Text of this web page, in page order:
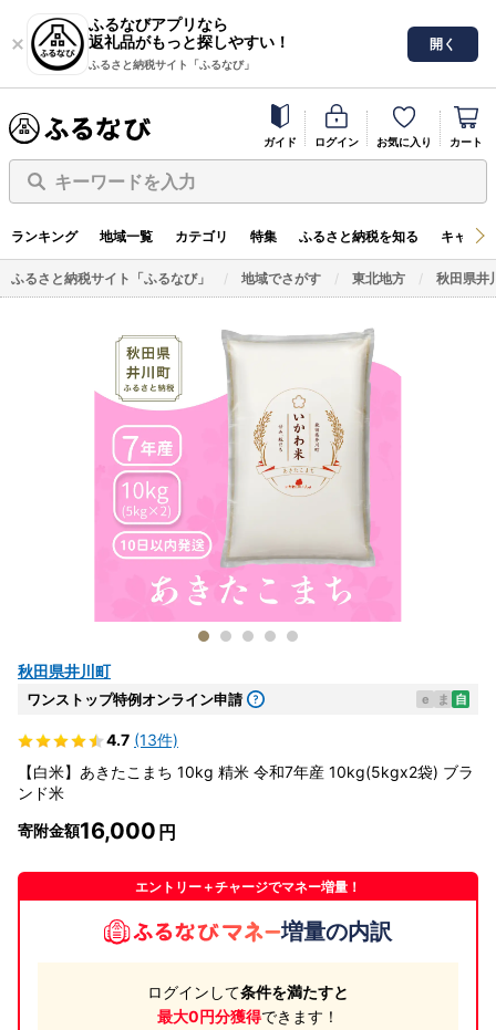
ふるなびアプリなら
返礼品がもっと探しやすい！
ふるさと納税サイト「ふるなび」
開く
ガイド ログイン お気に入り カート
キーワードを入力
ランキング 地域一覧 カテゴリ 特集 ふるさと納税を知る キャン
ふるさと納税サイト「ふるなび」 地域でさがす 東北地方 秋田県井
秋田県井川町
ワンストップ特例オンライン申請 e ま 自
4.7 (13件)
【白米】あきたこまち 10kg 精米 令和7年産 10kg(5kgx2袋) ブラ
ンド米
寄附金額16,000
エントリー＋チャージでマネー増量！
増量の内訳
ログインして条件を満たすと
最大0円分獲得できます！